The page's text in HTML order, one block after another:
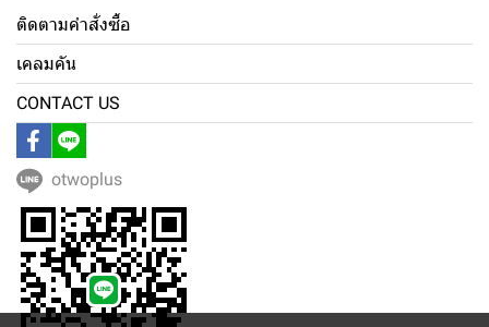
ติดตามคำสั่งซื้อ
เคลมคัน
CONTACT US
otwoplus